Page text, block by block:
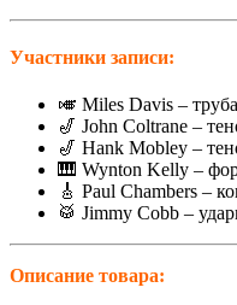
Участники записи:
🎺 Miles Davis – труба
🎷 John Coltrane –
🎷 Hank Mobley –
🎹 Wynton Kelly –
🎸 Paul Chambers –
🥁 Jimmy Cobb –
Описание товара: